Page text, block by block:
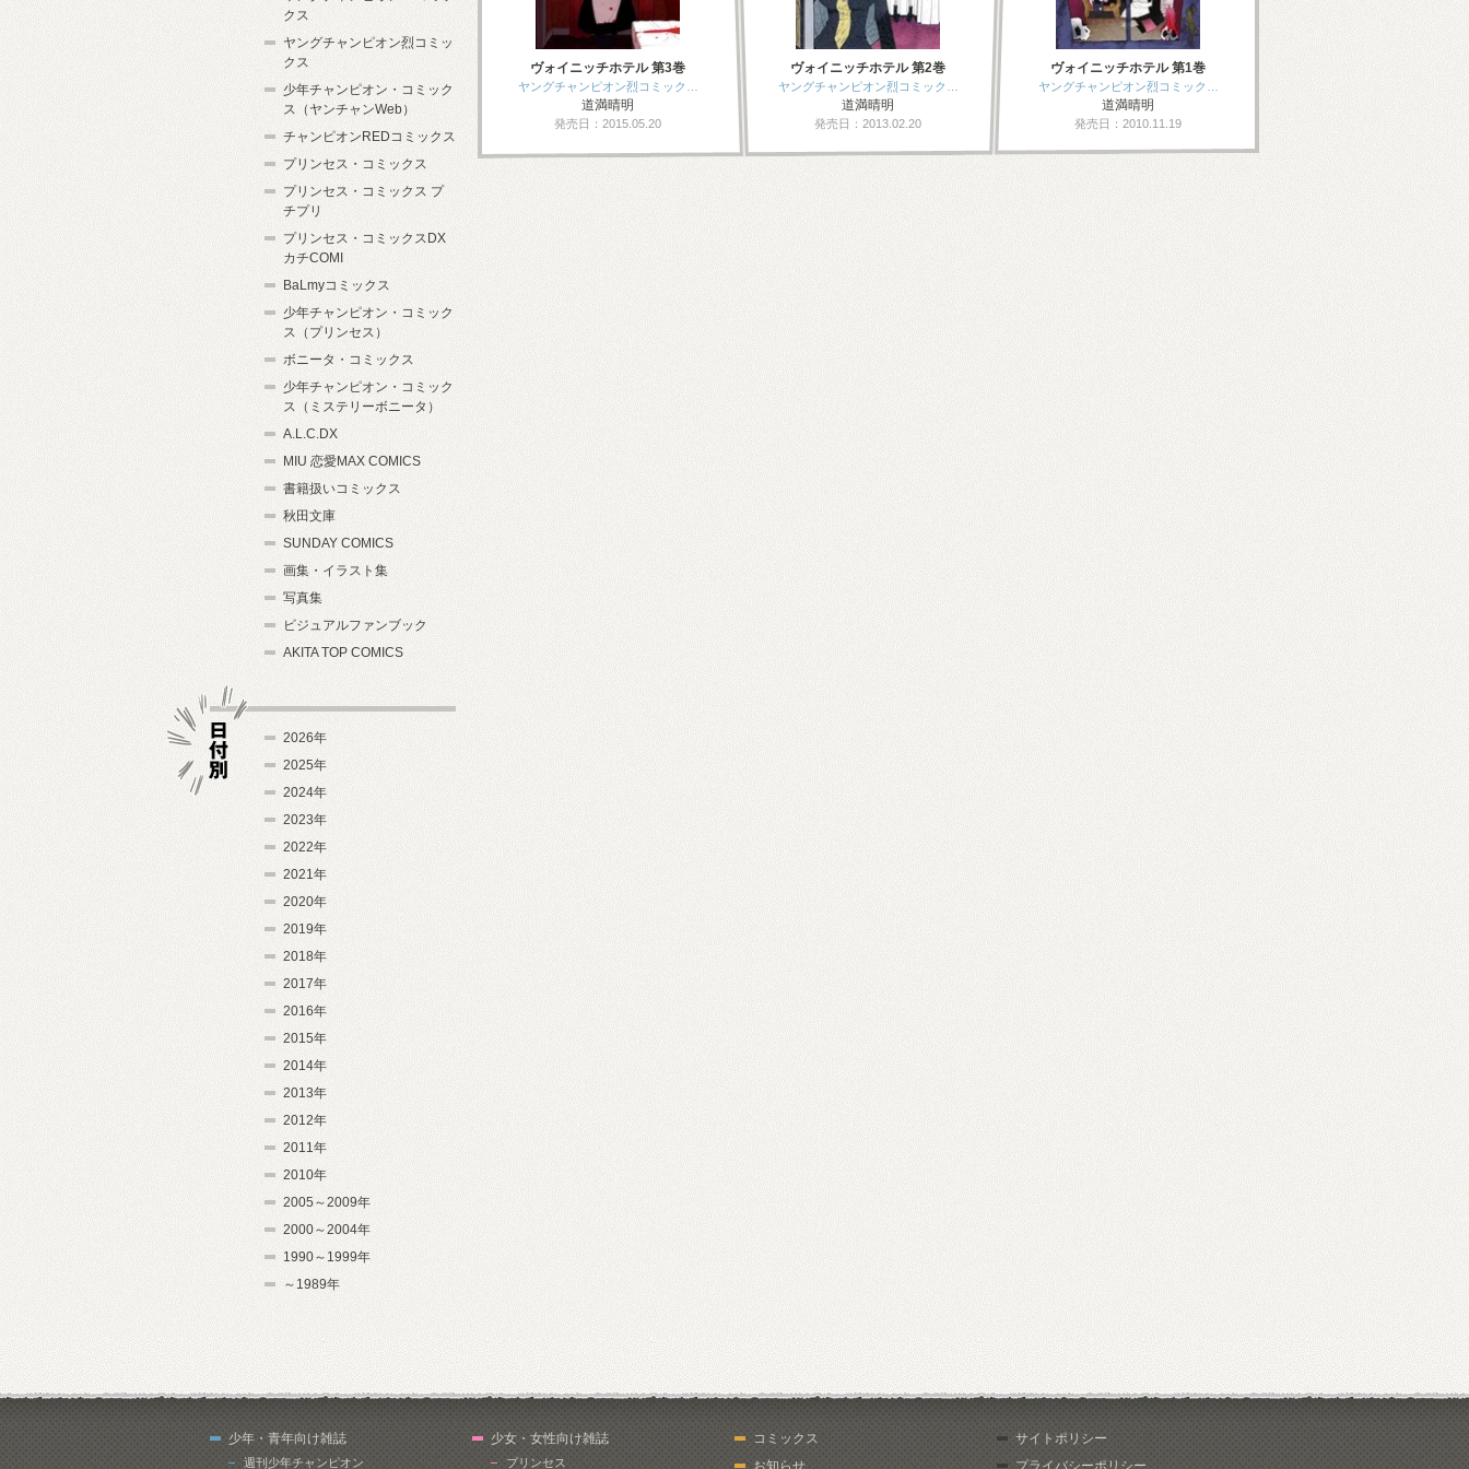
ヴォイニッチホテル 第3巻
ヤングチャンピオン烈コミック…
道満晴明
発売日：2015.05.20
ヴォイニッチホテル 第2巻
ヤングチャンピオン烈コミック…
道満晴明
発売日：2013.02.20
ヴォイニッチホテル 第1巻
ヤングチャンピオン烈コミック…
道満晴明
発売日：2010.11.19
クス
ヤングチャンピオン烈コミッ
クス
少年チャンピオン・コミック
ス（ヤンチャンWeb）
チャンピオンREDコミックス
プリンセス・コミックス
プリンセス・コミックス プ
チプリ
プリンセス・コミックスDX
カチCOMI
BaLmyコミックス
少年チャンピオン・コミック
ス（プリンセス）
ボニータ・コミックス
少年チャンピオン・コミック
ス（ミステリーボニータ）
A.L.C.DX
MIU 恋愛MAX COMICS
書籍扱いコミックス
秋田文庫
SUNDAY COMICS
画集・イラスト集
写真集
ビジュアルファンブック
AKITA TOP COMICS
2026年
2025年
2024年
2023年
2022年
2021年
2020年
2019年
2018年
2017年
2016年
2015年
2014年
2013年
2012年
2011年
2010年
2005～2009年
2000～2004年
1990～1999年
～1989年
少年・青年向け雑誌
週刊少年チャンピオン
少女・女性向け雑誌
プリンセス
コミックス
お知らせ
サイトポリシー
プライバシーポリシー